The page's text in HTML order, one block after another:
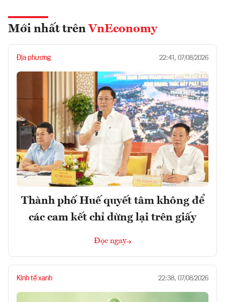
Mới nhất trên VnEconomy
Địa phương 22:41, 07/08/2026
Thành phố Huế quyết tâm không để
các cam kết chỉ dừng lại trên giấy
Đọc ngay
Kinh tế xanh 22:38, 07/08/2026